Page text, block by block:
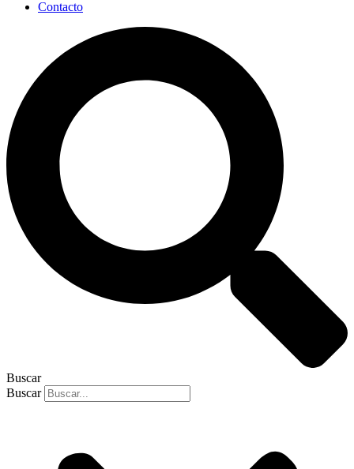
Contacto
Buscar
Buscar